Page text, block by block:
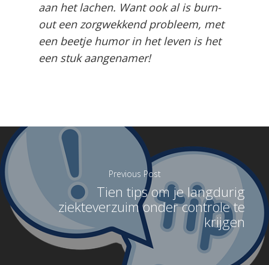
aan het lachen. Want ook al is burn-
out een zorgwekkend probleem, met
een beetje humor in het leven is het
een stuk aangenamer!
Previous Post
Tien tips om je langdurig
ziekteverzuim onder controle te
krijgen